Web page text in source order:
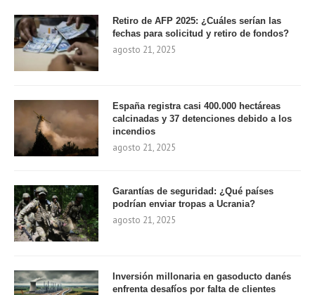
Retiro de AFP 2025: ¿Cuáles serían las
fechas para solicitud y retiro de fondos?
agosto 21, 2025
España registra casi 400.000 hectáreas
calcinadas y 37 detenciones debido a los
incendios
agosto 21, 2025
Garantías de seguridad: ¿Qué países
podrían enviar tropas a Ucrania?
agosto 21, 2025
Inversión millonaria en gasoducto danés
enfrenta desafíos por falta de clientes